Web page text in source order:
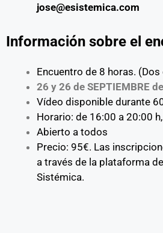
jose@esistemica.com
Información sobre el
Encuentro de 8 horas. (Dos
26 y 26 de SEPTIEMBRE
Vídeo disponible durante
Horario: de 16:00 a 20:00
Abierto a todos
Precio: 95€. Las
a través de la plataforma
Sistémica.